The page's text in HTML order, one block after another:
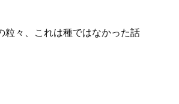
粒々、これは種ではなかった話